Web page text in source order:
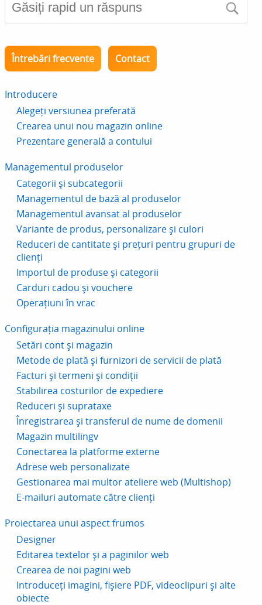
Întrebări frecvente Contact
Introducere
Alegeți versiunea preferată
Crearea unui nou magazin online
Prezentare generală a contului
Managementul produselor
Categorii și subcategorii
Managementul de bază al produselor
Managementul avansat al produselor
Variante de produs, personalizare și culori
Reduceri de cantitate și prețuri pentru grupuri de
clienți
Importul de produse și categorii
Carduri cadou și vouchere
Operațiuni în vrac
Configurația magazinului online
Setări cont și magazin
Metode de plată și furnizori de servicii de plată
Facturi și termeni și condiții
Stabilirea costurilor de expediere
Reduceri și suprataxe
Înregistrarea și transferul de nume de domenii
Magazin multilingv
Conectarea la platforme externe
Adrese web personalizate
Gestionarea mai multor ateliere web (Multishop)
E-mailuri automate către clienți
Proiectarea unui aspect frumos
Designer
Editarea textelor și a paginilor web
Crearea de noi pagini web
Introduceți imagini, fișiere PDF, videoclipuri și alte
obiecte